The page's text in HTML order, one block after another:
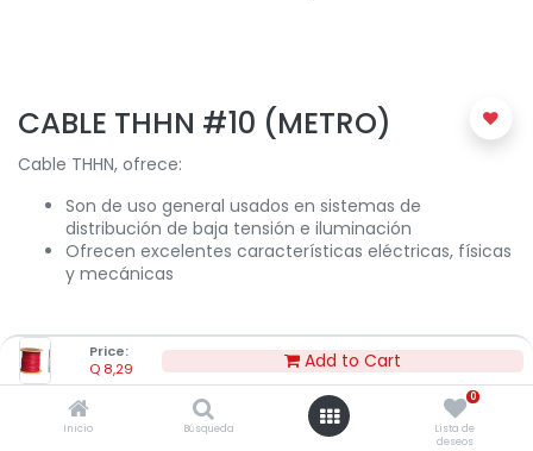
Price:
Q 8,29 Add to Cart
Inicio Búsqueda
0
Lista de
deseos
CABLE THHN #10 (METRO)
Cable THHN, ofrece:
Son de uso general usados en sistemas de
distribución de baja tensión e iluminación
Ofrecen excelentes características eléctricas, físicas
y mecánicas
Q8,29